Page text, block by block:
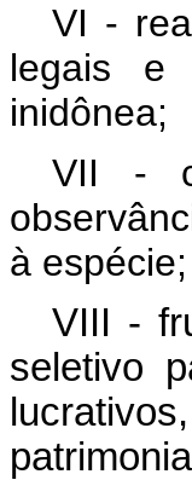
VI -
legais e
inidônea;
VII -
à espécie;
VIII -
seletivo